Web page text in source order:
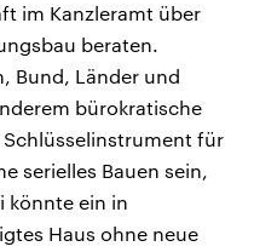
im Kanzleramt über
beraten.
Bund, Länder und
bürokratische
für
serielles Bauen sein,
könnte ein in
Haus ohne neue